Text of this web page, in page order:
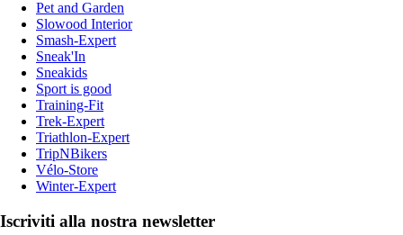
Pet and Garden
Slowood Interior
Smash-Expert
Sneak'In
Sneakids
Sport is good
Training-Fit
Trek-Expert
Triathlon-Expert
TripNBikers
Vélo-Store
Winter-Expert
Iscriviti alla nostra newsletter